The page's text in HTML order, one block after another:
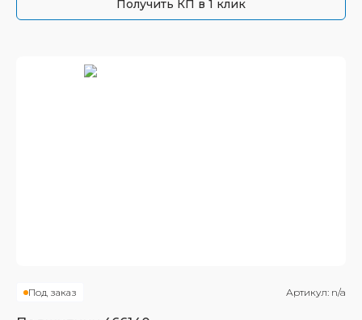
Получить КП в 1 клик
Под заказ Артикул: n/a